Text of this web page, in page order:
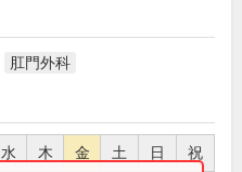
肛門外科
水 木 金 土 日 祝